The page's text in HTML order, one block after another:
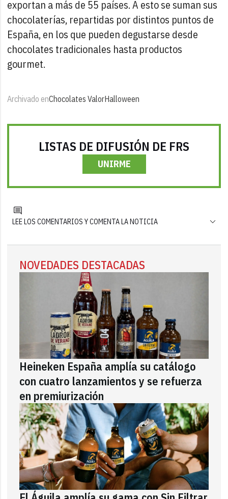
exportan a más de 55 países. A esto se suman sus
chocolaterías, repartidas por distintos puntos de
España, en los que pueden degustarse desde
chocolates tradicionales hasta productos
gourmet.
Archivado enChocolates ValorHalloween
LISTAS DE DIFUSIÓN DE FRS
UNIRME
LEE LOS COMENTARIOS Y COMENTA LA NOTICIA
NOVEDADES DESTACADAS
Heineken España amplía su catálogo
con cuatro lanzamientos y se refuerza
en premiurización